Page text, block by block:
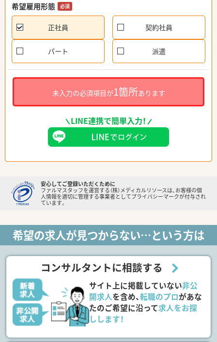
希望雇用形態 必須
正社員 契約社員
パート 派遣
未入力の必須項目が1箇所あります
LINE連携で簡単入力！
安心してご登録いただくために
ファルマスタッフを運営する（株）メディカルリソースは、お客様の個
人情報を適切に管理する事業者としてプライバシーマークが付与され
ています。
希望の求人が見つからない…という方は
コンサルタントに相談する
サイト上に掲載していない非公
開求人を含め、転職のプロがあな
たのご希望に沿って求人をお探
しします！